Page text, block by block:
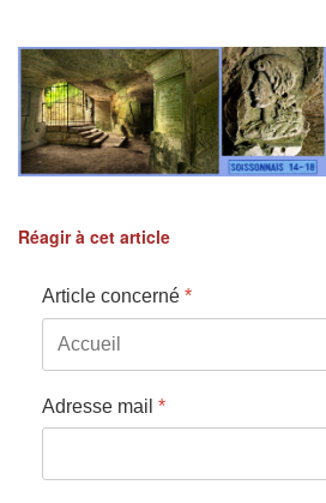
Réagir à cet article
Article concerné *
Adresse mail *